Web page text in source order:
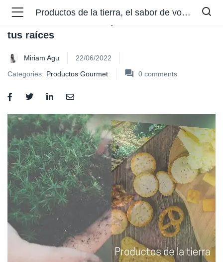
Productos de la tierra, el sabor de volver a tus raíces
tus raíces
Miriam Agu
22/06/2022
Categories: Productos Gourmet 0 comments